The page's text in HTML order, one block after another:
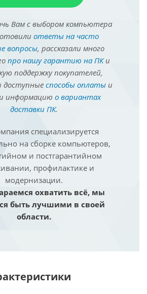
Вам с выбором компьютера
ответы на часто
вопросы, рассказали много
про нашу гарантию на ПКи
поддержку покупателей,
доступныеспособы оплатыи
информацию о вариантах
доставки ПК.
специализируется
на сборке компьютеров,
и постгарантийном
профилактике и
модернизации.
охватить всё, мы
быть лучшими в своей
области.